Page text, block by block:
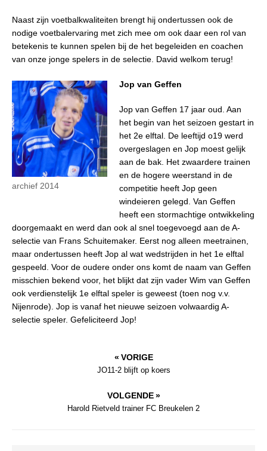
Naast zijn voetbalkwaliteiten brengt hij ondertussen ook de
nodige voetbalervaring met zich mee om ook daar een rol van
betekenis te kunnen spelen bij de het begeleiden en coachen
van onze jonge spelers in de selectie. David welkom terug!
archief 2014
Jop van Geffen
Jop van Geffen 17 jaar oud. Aan
het begin van het seizoen gestart in
het 2e elftal. De leeftijd o19 werd
overgeslagen en Jop moest gelijk
aan de bak. Het zwaardere trainen
en de hogere weerstand in de
competitie heeft Jop geen
windeieren gelegd. Van Geffen
heeft een stormachtige ontwikkeling
doorgemaakt en werd dan ook al snel toegevoegd aan de A-
selectie van Frans Schuitemaker. Eerst nog alleen meetrainen,
maar ondertussen heeft Jop al wat wedstrijden in het 1e elftal
gespeeld. Voor de oudere onder ons komt de naam van Geffen
misschien bekend voor, het blijkt dat zijn vader Wim van Geffen
ook verdienstelijk 1e elftal speler is geweest (toen nog v.v.
Nijenrode). Jop is vanaf het nieuwe seizoen volwaardig A-
selectie speler. Gefeliciteerd Jop!
« VORIGE
JO11-2 blijft op koers
VOLGENDE »
Harold Rietveld trainer FC Breukelen 2